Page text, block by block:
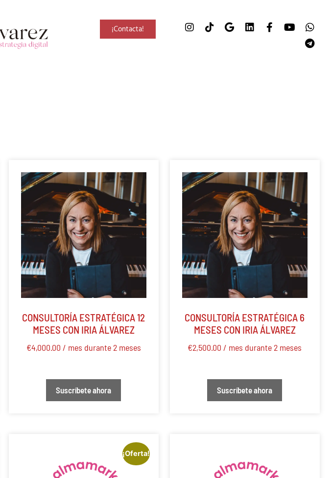
¡Contacta!
CONSULTORÍA ESTRATÉGICA 12
MESES CON IRIA ÁLVAREZ
€4,000.00 / mes durante 2 meses
Suscríbete ahora
CONSULTORÍA ESTRATÉGICA 6
MESES CON IRIA ÁLVAREZ
€2,500.00 / mes durante 2 meses
Suscríbete ahora
¡Oferta!